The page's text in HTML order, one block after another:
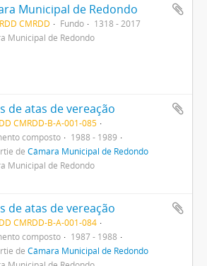
Municipal de Redondo
CMRDD Fundo
1318 - 2017
Municipal de Redondo
de atas de vereação
CMRDD-B-A-001-085
composto
1988 - 1989
de Câmara Municipal de Redondo
Municipal de Redondo
de atas de vereação
CMRDD-B-A-001-084
composto
1987 - 1988
de Câmara Municipal de Redondo